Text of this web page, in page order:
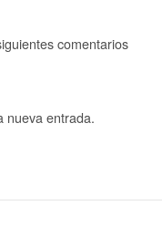
comentarios
nueva entrada.